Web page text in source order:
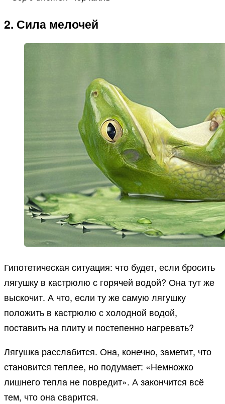
2. Сила мелочей
Гипотетическая ситуация: что будет, если бросить
лягушку в кастрюлю с горячей водой? Она тут же
выскочит. А что, если ту же самую лягушку
положить в кастрюлю с холодной водой,
поставить на плиту и постепенно нагревать?
Лягушка расслабится. Она, конечно, заметит, что
становится теплее, но подумает: «Немножко
лишнего тепла не повредит». А закончится всё
тем, что она сварится.